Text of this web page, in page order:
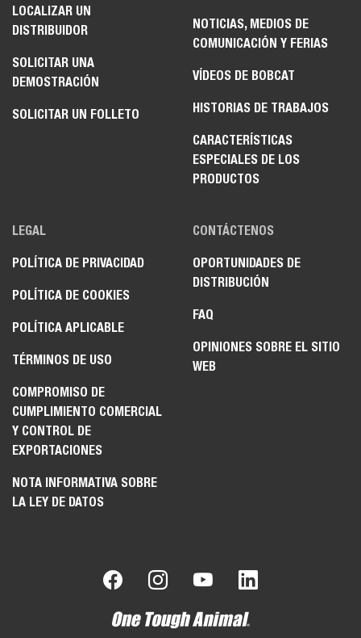
LOCALIZAR UN
DISTRIBUIDOR
SOLICITAR UNA
DEMOSTRACIÓN
SOLICITAR UN FOLLETO
NOTICIAS, MEDIOS DE
COMUNICACIÓN Y FERIAS
VÍDEOS DE BOBCAT
HISTORIAS DE TRABAJOS
CARACTERÍSTICAS
ESPECIALES DE LOS
PRODUCTOS
LEGAL
POLÍTICA DE PRIVACIDAD
POLÍTICA DE COOKIES
POLÍTICA APLICABLE
TÉRMINOS DE USO
COMPROMISO DE
CUMPLIMIENTO COMERCIAL
Y CONTROL DE
EXPORTACIONES
NOTA INFORMATIVA SOBRE
LA LEY DE DATOS
CONTÁCTENOS
OPORTUNIDADES DE
DISTRIBUCIÓN
FAQ
OPINIONES SOBRE EL SITIO
WEB